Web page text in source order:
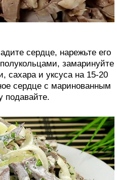
сердце, нарежьте его
замаринуйте
сахара и уксуса на 15-20
сердце с маринованным
подавайте.